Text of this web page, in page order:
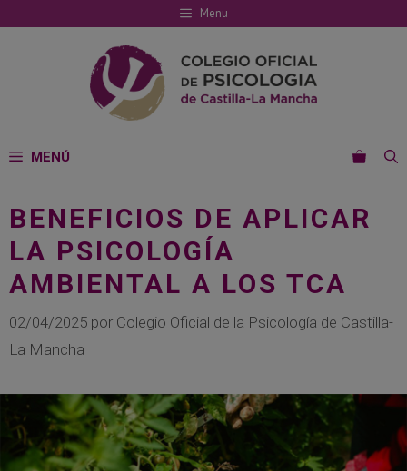
al
Menu
MENÚ
BENEFICIOS DE APLICAR
LA PSICOLOGÍA
AMBIENTAL A LOS TCA
02/04/2025 por Colegio Oficial de la Psicología de Castilla-
La Mancha